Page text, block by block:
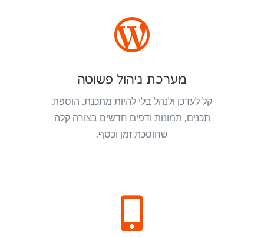

מערכת ניהול פשוטה
קל לעדכן ולנהל בלי להיות מתכנת. הוספת
תכנים, תמונות ודפים חדשים בצורה קלה
שחוסכת זמן וכסף.
